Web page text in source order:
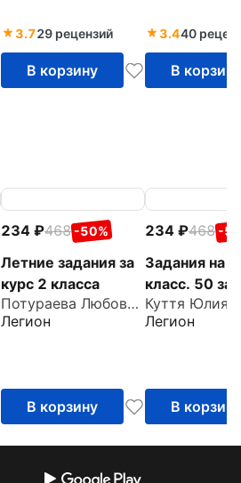
3.729 рецензий
В корзину
1. ФГОС
3.440
В корзину
234 468 -50%
Летние задания за
курс 2 класса
Потураева Любовь Николаевна
Легион
В корзину
234 468 -
Задания на
класс. 50
Легион
В корзину